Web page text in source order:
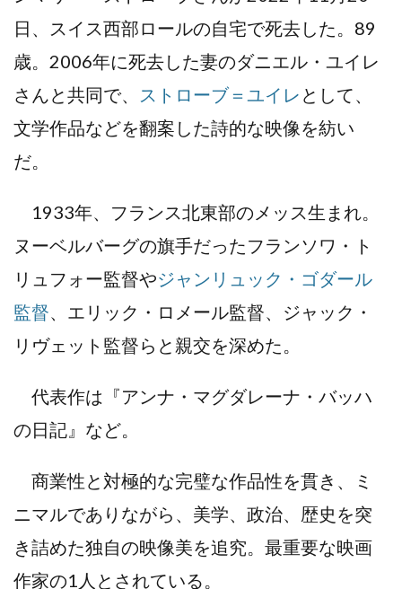
日、スイス西部ロールの自宅で死去した。89
歳。2006年に死去した妻のダニエル・ユイレ
さんと共同で、
ストローブ＝ユイレ として、
文学作品などを翻案した詩的な映像を紡い
だ。
1933年、フランス北東部のメッス生まれ。
ヌーベルバーグの旗手だったフランソワ・ト
リュフォー監督やジャンリュック・ゴダール
監督、エリック・ロメール監督、ジャック・
リヴェット監督らと親交を深めた。
代表作は『アンナ・マグダレーナ・バッハ
の日記』など。
商業性と対極的な完璧な作品性を貫き、ミ
ニマルでありながら、美学、政治、歴史を突
き詰めた独自の映像美を追究。最重要な映画
作家の1人とされている。